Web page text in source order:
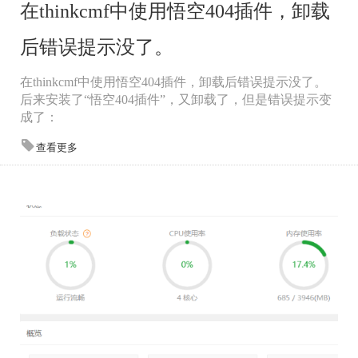
在thinkcmf中使用悟空404插件，卸载
后错误提示没了。
在thinkcmf中使用悟空404插件，卸载后错误提示没了。
后来安装了“悟空404插件”，又卸载了，但是错误提示变
成了：
查看更多